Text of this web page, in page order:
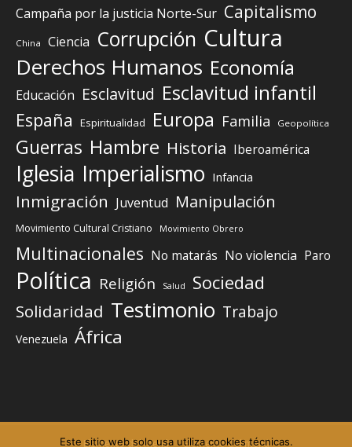
Campaña por la justicia Norte-Sur Capitalismo
China Ciencia Corrupción Cultura
Derechos Humanos Economía
Educación Esclavitud Esclavitud infantil
España Espiritualidad Europa Familia Geopolítica
Guerras Hambre Historia Iberoamérica
Iglesia Imperialismo Infancia
Inmigración Juventud Manipulación
Movimiento Cultural Cristiano Movimiento Obrero
Multinacionales No matarás No violencia Paro
Política Religión Salud Sociedad
Solidaridad Testimonio Trabajo
Venezuela África
Elemento del menú Elemento del menú
Este sitio web solo usa utiliza cookies técnicas.